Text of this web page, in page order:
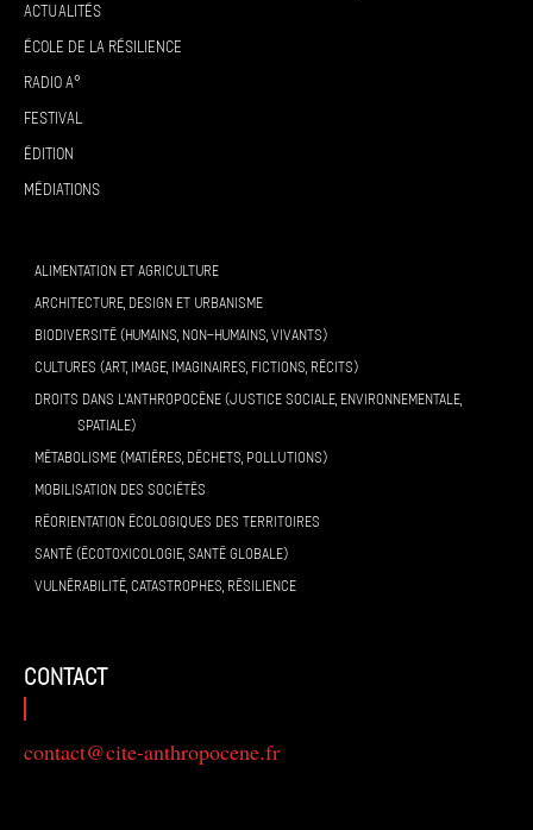
Actualités
École de la résilience
Radio A°
Festival
Édition
Médiations
ALIMENTATION ET AGRICULTURE
ARCHITECTURE, DESIGN ET URBANISME
BIODIVERSITÉ (HUMAINS, NON-HUMAINS, VIVANTS)
CULTURES (ART, IMAGE, IMAGINAIRES, FICTIONS, RÉCITS)
DROITS DANS L’ANTHROPOCÈNE (JUSTICE SOCIALE, ENVIRONNEMENTALE,
SPATIALE)
MÉTABOLISME (MATIÈRES, DÉCHETS, POLLUTIONS)
MOBILISATION DES SOCIÉTÉS
RÉORIENTATION ÉCOLOGIQUES DES TERRITOIRES
SANTÉ (ÉCOTOXICOLOGIE, SANTÉ GLOBALE)
VULNÉRABILITÉ, CATASTROPHES, RÉSILIENCE
contact
contact@cite-anthropocene.fr